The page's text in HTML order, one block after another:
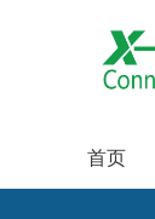
首页